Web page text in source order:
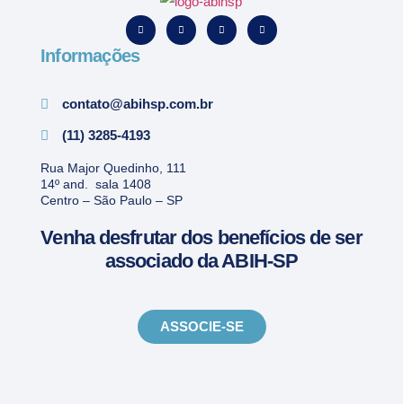
Informações
contato@abihsp.com.br
(11) 3285-4193
Rua Major Quedinho, 111
14º and. sala 1408
Centro – São Paulo – SP
Venha desfrutar dos benefícios de ser
associado da ABIH-SP
ASSOCIE-SE